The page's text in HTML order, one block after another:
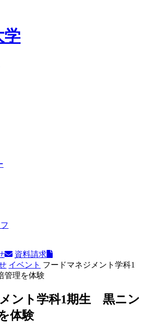
学
資料請求
イベント フードマネジメント学科1
理を体験
ント学科1期生 黒ニン
体験